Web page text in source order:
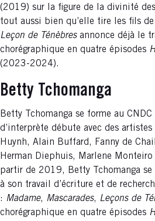
(2019) sur la figure de la divinité
tout aussi bien qu’elle tire les fils
Leçon de Ténèbres annonce déjà le
chorégraphique en quatre épisodes
(2023-2024).
Betty Tchomanga
Betty Tchomanga se forme au CNDC
d’interprète débute avec des artistes
Huynh, Alain Buffard, Fanny de
Herman Diephuis, Marlene
partir de 2019, Betty Tchomanga
à son travail d’écriture et de
: Madame, Mascarades, Leçons de
chorégraphique en quatre épisodes